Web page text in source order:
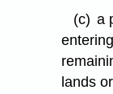
(c) a
lands or